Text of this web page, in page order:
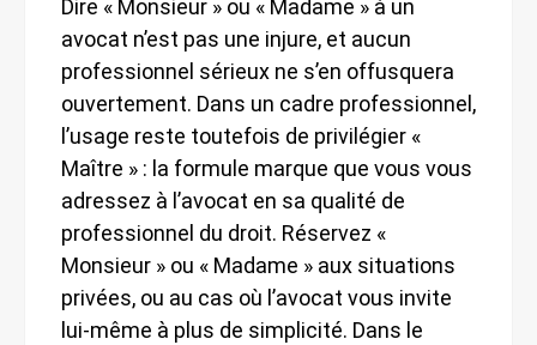
Dire « Monsieur » ou « Madame » à un
avocat n’est pas une injure, et aucun
professionnel sérieux ne s’en offusquera
ouvertement. Dans un cadre professionnel,
l’usage reste toutefois de privilégier «
Maître » : la formule marque que vous vous
adressez à l’avocat en sa qualité de
professionnel du droit. Réservez «
Monsieur » ou « Madame » aux situations
privées, ou au cas où l’avocat vous invite
lui-même à plus de simplicité. Dans le